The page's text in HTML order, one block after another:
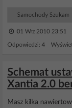
Samochody Szukam
01 Wrz 2010 23:51
Odpowiedzi: 4
Schemat
Xantia 2.0
Masz kilka